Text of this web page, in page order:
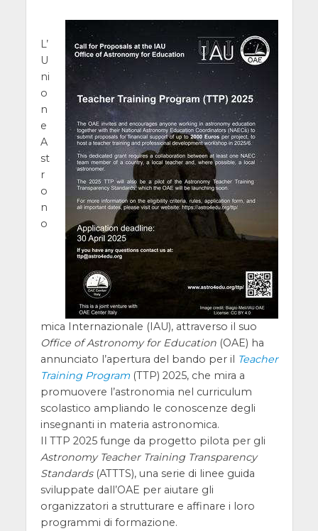
L’
U
ni
o
n
e
A
st
r
o
n
o
mica Internazionale (IAU), attraverso il suo
Office of Astronomy for Education(OAE) ha
annunciato l’apertura del bando per il Teacher
Training Program(TTP) 2025, che mira a
promuovere l’astronomia nel curriculum
scolastico ampliando le conoscenze degli
insegnanti in materia astronomica.
Il TTP 2025 funge da progetto pilota per gli
Astronomy Teacher Training Transparency
Standards(ATTTS), una serie di linee guida
sviluppate dall’OAE per aiutare gli
organizzatori a strutturare e affinare i loro
programmi di formazione.